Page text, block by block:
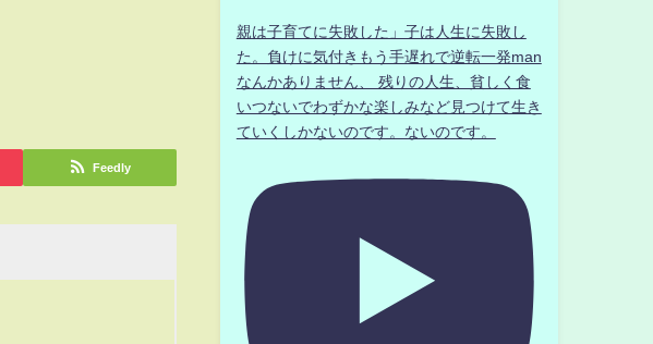
Feedly
親は子育てに失敗した」子は人生に失敗し
た。負けに気付きもう手遅れで逆転一発man
なんかありません、 残りの人生、貧しく食
いつないでわずかな楽しみなど見つけて生き
ていくしかないのです。ないのです。